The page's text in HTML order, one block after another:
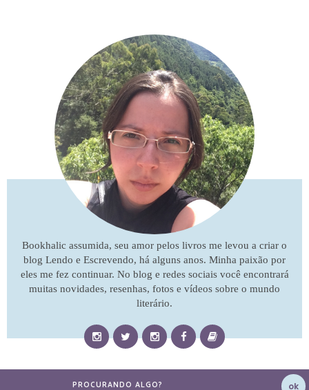
Bookhalic assumida, seu amor pelos livros me levou a criar o
blog Lendo e Escrevendo, há alguns anos. Minha paixão por
eles me fez continuar. No blog e redes sociais você encontrará
muitas novidades, resenhas, fotos e vídeos sobre o mundo
literário.